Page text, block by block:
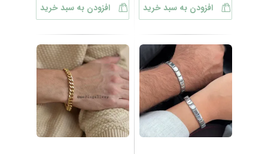
افزودن به سبد خرید
افزودن به سبد خرید